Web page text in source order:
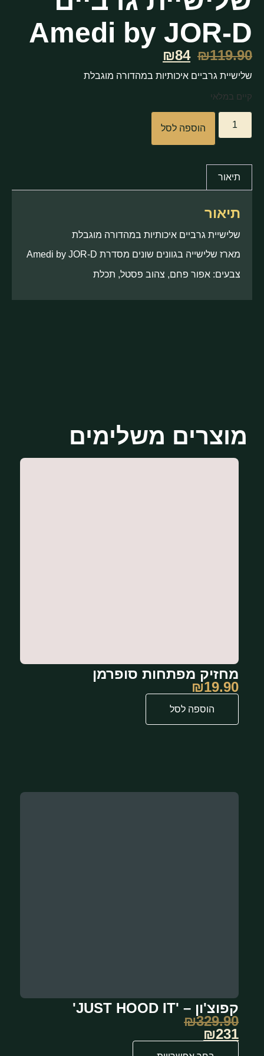
Amedi by JOR-D
₪119.90
₪84
שלישיית גרביים איכותיות במהדורה מוגבלת
קיים במלאי
הוספה לסל
תיאור
תיאור
שלישיית גרביים איכותיות במהדורה מוגבלת
מארז שלישייה בגוונים שונים מסדרת Amedi by JOR-D
צבעים: אפור פחם, צהוב פסטל, תכלת
מוצרים משלימים
מחזיק מפתחות סופרמן
₪19.90
הוספה לסל
קפוצ'ון – 'JUST HOOD IT'
₪329.90
₪231